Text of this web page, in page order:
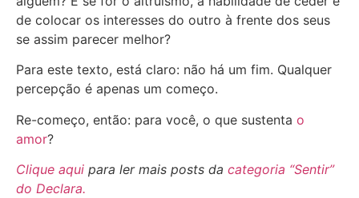
de colocar os interesses do outro à frente dos seus
se assim parecer melhor?
Para este texto, está claro: não há um fim. Qualquer
percepção é apenas um começo.
Re-começo, então: para você, o que sustenta o
amor?
Clique aqui para ler mais posts da categoria “Sentir”
do Declara.